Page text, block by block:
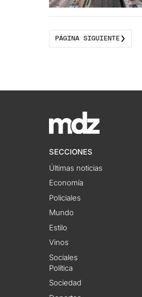
PÁGINA SIGUIENTE
SECCIONES
Últimas noticias
Economía
Policiales
Mundo
Estilo
Vinos
Sociales
Política
Sociedad